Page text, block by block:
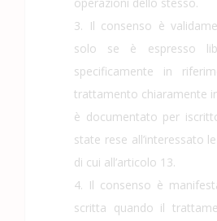
3. Il consenso è
solo se è espresso
specificamente in
trattamento chiaramente
è documentato per
state rese all’interessato
di cui all’articolo 13.
4. Il consenso è
scritta quando il